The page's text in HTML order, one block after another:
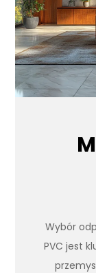
Wybór
PVC jest